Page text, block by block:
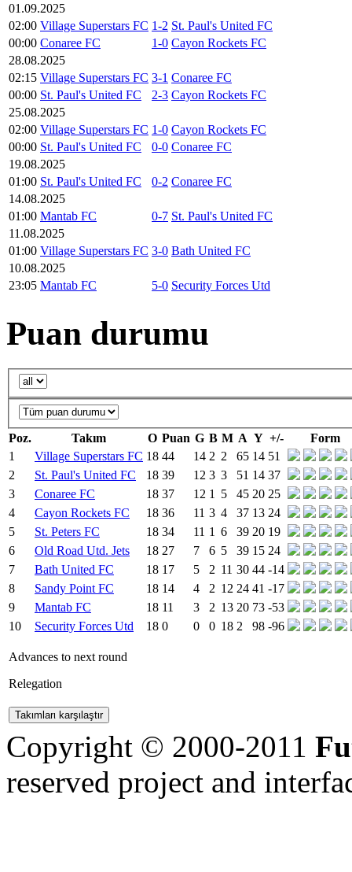
01.09.2025
02:00 Village Superstars FC 1-2 St. Paul's United FC
00:00 Conaree FC 1-0 Cayon Rockets FC
28.08.2025
02:15 Village Superstars FC 3-1 Conaree FC
00:00 St. Paul's United FC 2-3 Cayon Rockets FC
25.08.2025
02:00 Village Superstars FC 1-0 Cayon Rockets FC
00:00 St. Paul's United FC 0-0 Conaree FC
19.08.2025
01:00 St. Paul's United FC 0-2 Conaree FC
14.08.2025
01:00 Mantab FC 0-7 St. Paul's United FC
11.08.2025
01:00 Village Superstars FC 3-0 Bath United FC
10.08.2025
23:05 Mantab FC 5-0 Security Forces Utd
Puan durumu
Poz. Takım O Puan G B M A Y +/-
Form
1
Village Superstars FC 18 44 14 2 2 65 14 51
2
St. Paul's United FC 18 39 12 3 3 51 14 37
3
Conaree FC 18 37 12 1 5 45 20 25
4
Cayon Rockets FC 18 36 11 3 4 37 13 24
5
St. Peters FC 18 34 11 1 6 39 20 19
6
Old Road Utd. Jets 18 27 7 6 5 39 15 24
7
Bath United FC 18 17 5 2 11 30 44 -14
8
Sandy Point FC 18 14 4 2 12 24 41 -17
9
Mantab FC 18 11 3 2 13 20 73 -53
10
Security Forces Utd 18 0 0 0 18 2 98 -96
Advances to next round
Relegation
Copyright © 2000-2011
reserved project and